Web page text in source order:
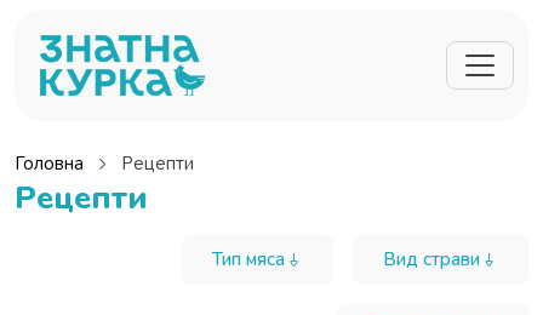
Головна Рецепти
Рецепти
Тип мяса Вид страви